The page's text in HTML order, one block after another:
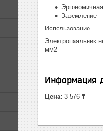
Заземление
Использование
Электропаяльник
мм2
Информация
Цена: 3 576 ₸